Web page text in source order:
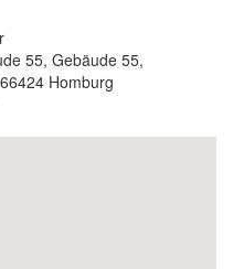
55, Gebäude 55,
Homburg